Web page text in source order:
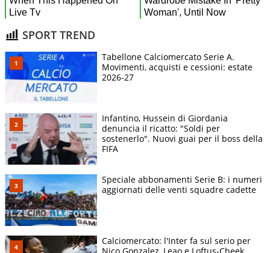
SPORT TREND
Tabellone Calciomercato Serie A.
Movimenti, acquisti e cessioni: estate
2026-27
Infantino, Hussein di Giordania
denuncia il ricatto: "Soldi per
sostenerlo". Nuovi guai per il boss della
FIFA
Speciale abbonamenti Serie B: i numeri
aggiornati delle venti squadre cadette
Calciomercato: l'Inter fa sul serio per